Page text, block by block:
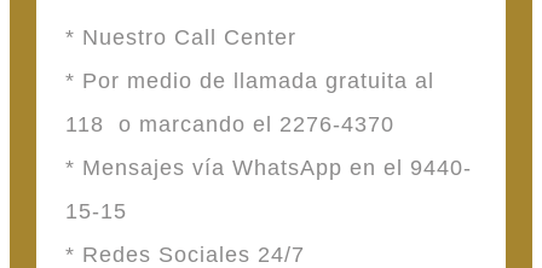
* Nuestro Call Center
* Por medio de llamada gratuita al
118 o marcando el 2276-4370
* Mensajes vía WhatsApp en el 9440-
15-15
* Redes Sociales 24/7